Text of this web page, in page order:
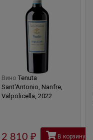
Вино Tenuta
Sant'Antonio, Nanfre,
Valpolicella, 2022
2 810 рубВ корзину